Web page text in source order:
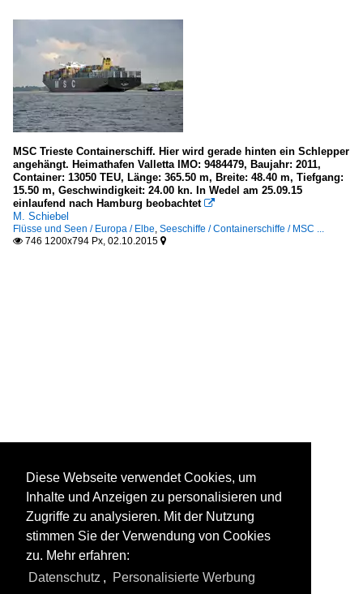
MSC Trieste Containerschiff. Hier wird gerade hinten ein Schlepper
angehängt. Heimathafen Valletta IMO: 9484479, Baujahr: 2011,
Container: 13050 TEU, Länge: 365.50 m, Breite: 48.40 m, Tiefgang:
15.50 m, Geschwindigkeit: 24.00 kn. In Wedel am 25.09.15
einlaufend nach Hamburg beobachtet 
M. Schiebel
Flüsse und Seen / Europa / Elbe Seeschiffe / Containerschiffe / MSC ...
 746 1200x794 Px, 02.10.2015 
Diese Webseite verwendet Cookies, um
Inhalte und Anzeigen zu personalisieren und
Zugriffe zu analysieren. Mit der Nutzung
stimmen Sie der Verwendung von Cookies
zu. Mehr erfahren:
Datenschutz , Personalisierte Werbung